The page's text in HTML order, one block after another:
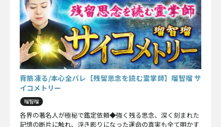
背筋凍る/本心全バレ【残留思念を読む霊掌師】瑠智瑠 サ
イコメトリー
瑠智瑠
各界の著名人が極秘で鑑定依頼◆強く残る思念、深く刻まれた
記憶の断片に触れ、浮き彫りになった運命の真実も全て明かす